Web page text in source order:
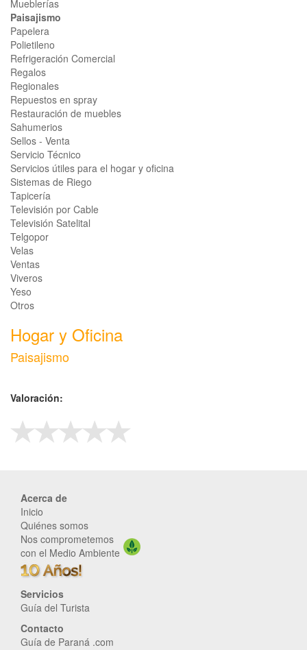
Mueblerías
Paisajismo
Papelera
Polietileno
Refrigeración Comercial
Regalos
Regionales
Repuestos en spray
Restauración de muebles
Sahumerios
Sellos - Venta
Servicio Técnico
Servicios útiles para el hogar y oficina
Sistemas de Riego
Tapicería
Televisión por Cable
Televisión Satelital
Telgopor
Velas
Ventas
Viveros
Yeso
Otros
Hogar y Oficina
Paisajismo
Valoración:
Acerca de
Inicio
Quiénes somos
Nos comprometemos
con el Medio Ambiente
Servicios
Guía del Turista
Contacto
Guía de Paraná .com